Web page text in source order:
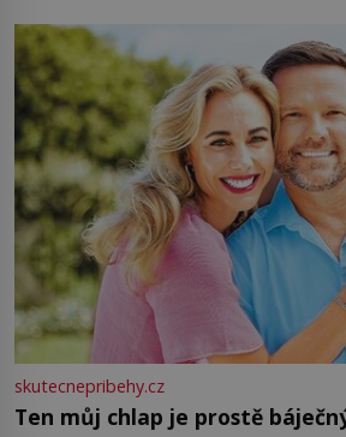
můžete obohatit své rituály a přinést
větší harmonii a klid. Je důležité
skutecnepribehy.cz
Ten můj chlap je prostě